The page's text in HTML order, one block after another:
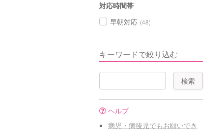
対応時間帯
早朝対応 (48)
キーワードで絞り込む
ヘルプ
病児・病後児でもお願いでき